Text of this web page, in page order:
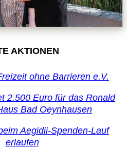
AKTIONEN
ohne Barrieren e.V.
2.500 Euro für das Ronald
Bad Oeynhausen
Aegidii-Spenden-Lauf
erlaufen